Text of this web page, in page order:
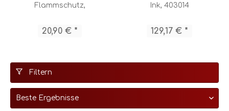
Flammschutz,
20,90 € *
Ink, 403014
129,17 € *
Filtern